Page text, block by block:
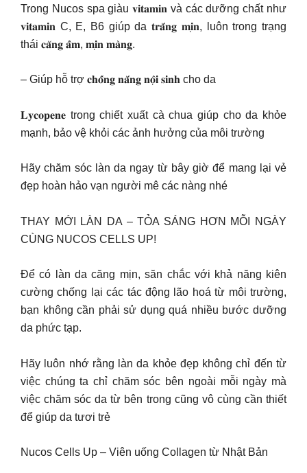
Trong Nucos spa giàu 𝐯𝐢𝐭𝐚𝐦𝐢𝐧 và các dưỡng chất như
𝐯𝐢𝐭𝐚𝐦𝐢𝐧 C, E, B6 giúp da 𝐭𝐫𝐚̆́𝐧𝐠 𝐦𝐢̣𝐧, luôn trong trạng
thái 𝐜𝐚̆𝐧𝐠 𝐚̂̉𝐦, 𝐦𝐢̣𝐧 𝐦𝐚̀𝐧𝐠.
– Giúp hỗ trợ 𝐜𝐡𝐨̂́𝐧𝐠 𝐧𝐚̆́𝐧𝐠 𝐧𝐨̣̂𝐢 𝐬𝐢𝐧𝐡 cho da
𝐋𝐲𝐜𝐨𝐩𝐞𝐧𝐞 trong chiết xuất cà chua giúp cho da khỏe
mạnh, bảo vệ khỏi các ảnh hưởng của môi trường
Hãy chăm sóc làn da ngay từ bây giờ để mang lại vẻ
đẹp hoàn hảo vạn người mê các nàng nhé
THAY MỚI LÀN DA – TỎA SÁNG HƠN MỖI NGÀY
CÙNG NUCOS CELLS UP!
Để có làn da căng mịn, săn chắc với khả năng kiên
cường chống lại các tác động lão hoá từ môi trường,
bạn không cần phải sử dụng quá nhiều bước dưỡng
da phức tạp.
Hãy luôn nhớ rằng làn da khỏe đẹp không chỉ đến từ
việc chúng ta chỉ chăm sóc bên ngoài mỗi ngày mà
việc chăm sóc da từ bên trong cũng vô cùng cần thiết
để giúp da tươi trẻ
Nucos Cells Up – Viên uống Collagen từ Nhật Bản